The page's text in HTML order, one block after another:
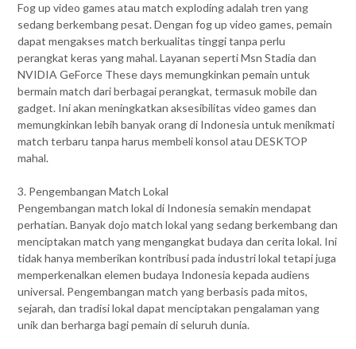
Fog up video games atau match exploding adalah tren yang
sedang berkembang pesat. Dengan fog up video games, pemain
dapat mengakses match berkualitas tinggi tanpa perlu
perangkat keras yang mahal. Layanan seperti Msn Stadia dan
NVIDIA GeForce These days memungkinkan pemain untuk
bermain match dari berbagai perangkat, termasuk mobile dan
gadget. Ini akan meningkatkan aksesibilitas video games dan
memungkinkan lebih banyak orang di Indonesia untuk menikmati
match terbaru tanpa harus membeli konsol atau DESKTOP
mahal.
3. Pengembangan Match Lokal
Pengembangan match lokal di Indonesia semakin mendapat
perhatian. Banyak dojo match lokal yang sedang berkembang dan
menciptakan match yang mengangkat budaya dan cerita lokal. Ini
tidak hanya memberikan kontribusi pada industri lokal tetapi juga
memperkenalkan elemen budaya Indonesia kepada audiens
universal. Pengembangan match yang berbasis pada mitos,
sejarah, dan tradisi lokal dapat menciptakan pengalaman yang
unik dan berharga bagi pemain di seluruh dunia.